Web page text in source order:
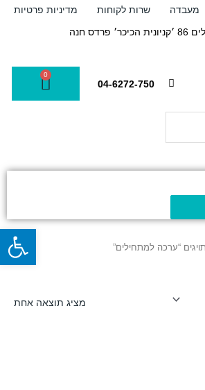
מעבדה שרות לקוחות
מדיניות פרטיות
פרדס חנה
04-6272-750
0
עגלת
קניות
“ערכה למתחילים”
מציג תוצאה אחת